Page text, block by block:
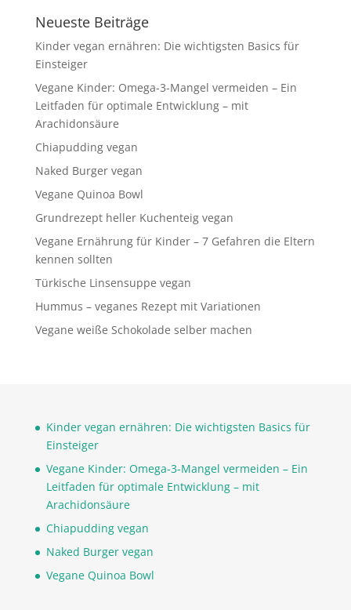
Neueste Beiträge
Kinder vegan ernähren: Die wichtigsten Basics für
Einsteiger
Vegane Kinder: Omega-3-Mangel vermeiden – Ein
Leitfaden für optimale Entwicklung – mit
Arachidonsäure
Chiapudding vegan
Naked Burger vegan
Vegane Quinoa Bowl
Grundrezept heller Kuchenteig vegan
Vegane Ernährung für Kinder – 7 Gefahren die Eltern
kennen sollten
Türkische Linsensuppe vegan
Hummus – veganes Rezept mit Variationen
Vegane weiße Schokolade selber machen
Kinder vegan ernähren: Die wichtigsten Basics für
Einsteiger
Vegane Kinder: Omega-3-Mangel vermeiden – Ein
Leitfaden für optimale Entwicklung – mit
Arachidonsäure
Chiapudding vegan
Naked Burger vegan
Vegane Quinoa Bowl